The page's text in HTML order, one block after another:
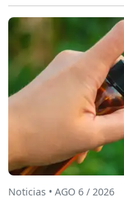
Noticias • AGO 6 / 2026